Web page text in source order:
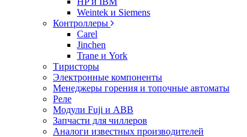
Weintek и Siemens
Контроллеры
Carel
Jinchen
Trane и York
Тиристоры
Электронные компоненты
Менеджеры горения и топочные автоматы
Реле
Модули Fuji и ABB
Запчасти для чиллеров
Аналоги известных производителей